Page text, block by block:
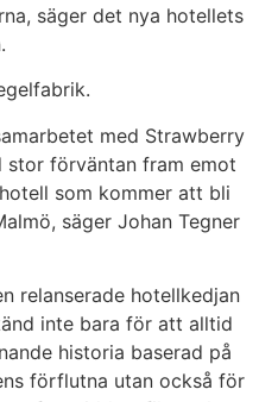
säger det nya hotellets
med Strawberry
stor förväntan fram emot
som kommer att bli
säger Johan Tegner
relanserade hotellkedjan
inte bara för att alltid
historia baserad på
förflutna utan också för